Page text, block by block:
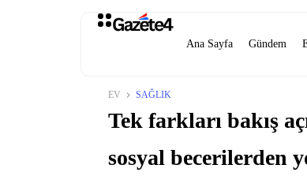
Ana Sayfa Gündem
EV SAĞLIK
Tek farkları bakış
sosyal becerilerden